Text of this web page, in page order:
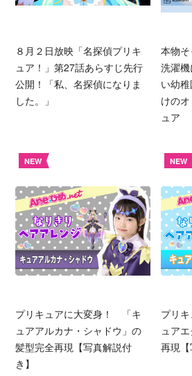
８月２日放映「名探偵プリキ
ュア！」第27話あらすじ先行
公開！「私、名探偵になりま
した。」
本物
洗濯
い幼
けの
ュア
NEW
プリキュアに大変身！ 「キ
ュアアルカナ・シャドウ」の
髪型完全再現【写真解説付
き】
NEW
プリ
ュア
再現【